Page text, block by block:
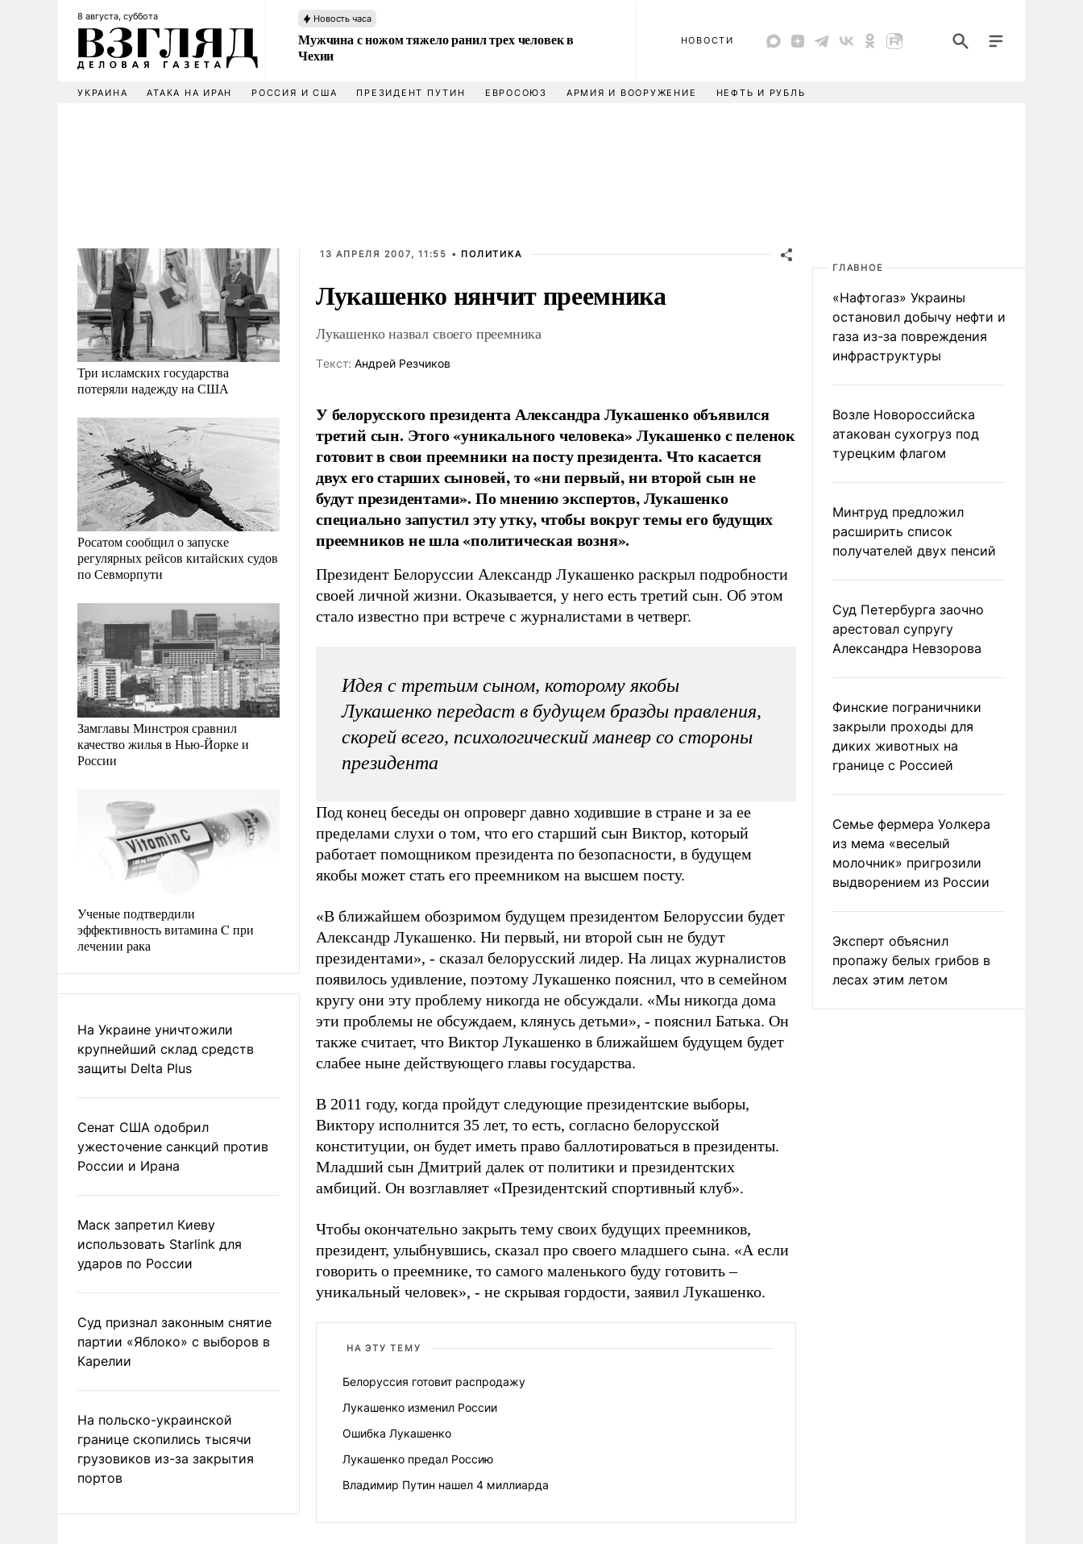
8 августа, суббота Новость часа
Мужчина с ножом тяжело ранил трех человек в
Чехии
НОВОСТИ
УКРАИНА АТАКА НА ИРАН РОССИЯ И США ПРЕЗИДЕНТ ПУТИН ЕВРОСОЮЗ АРМИЯ И ВООРУЖЕНИЕ НЕФТЬ И РУБЛЬ
Три исламских государства
потеряли надежду на США
Росатом сообщил о запуске
регулярных рейсов китайских судов
по Севморпути
Замглавы Минстроя сравнил
качество жилья в Нью-Йорке и
России
Ученые подтвердили
эффективность витамина C при
лечении рака
На Украине уничтожили
крупнейший склад средств
защиты Delta Plus
Сенат США одобрил
ужесточение санкций против
России и Ирана
Маск запретил Киеву
использовать Starlink для
ударов по России
Суд признал законным снятие
партии «Яблоко» с выборов в
Карелии
На польско-украинской
границе скопились тысячи
грузовиков из-за закрытия
портов
13 АПРЕЛЯ 2007, 11:55 • ПОЛИТИКА
Лукашенко нянчит преемника
Лукашенко назвал своего преемника
Tекст: Андрей Резчиков
У белорусского президента Александра Лукашенко объявился
третий сын. Этого «уникального человека» Лукашенко с пеленок
готовит в свои преемники на посту президента. Что касается
двух его старших сыновей, то «ни первый, ни второй сын не
будут президентами». По мнению экспертов, Лукашенко
специально запустил эту утку, чтобы вокруг темы его будущих
преемников не шла «политическая возня».
Президент Белоруссии Александр Лукашенко раскрыл подробности
своей личной жизни. Оказывается, у него есть третий сын. Об этом
стало известно при встрече с журналистами в четверг.
Идея с третьим сыном, которому якобы
Лукашенко передаст в будущем бразды правления,
скорей всего, психологический маневр со стороны
президента
Под конец беседы он опроверг давно ходившие в стране и за ее
пределами слухи о том, что его старший сын Виктор, который
работает помощником президента по безопасности, в будущем
якобы может стать его преемником на высшем посту.
«В ближайшем обозримом будущем президентом Белоруссии будет
Александр Лукашенко. Ни первый, ни второй сын не будут
президентами», - сказал белорусский лидер. На лицах журналистов
появилось удивление, поэтому Лукашенко пояснил, что в семейном
кругу они эту проблему никогда не обсуждали. «Мы никогда дома
эти проблемы не обсуждаем, клянусь детьми», - пояснил Батька. Он
также считает, что Виктор Лукашенко в ближайшем будущем будет
слабее ныне действующего главы государства.
В 2011 году, когда пройдут следующие президентские выборы,
Виктору исполнится 35 лет, то есть, согласно белорусской
конституции, он будет иметь право баллотироваться в президенты.
Младший сын Дмитрий далек от политики и президентских
амбиций. Он возглавляет «Президентский спортивный клуб».
Чтобы окончательно закрыть тему своих будущих преемников,
президент, улыбнувшись, сказал про своего младшего сына. «А если
говорить о преемнике, то самого маленького буду готовить –
уникальный человек», - не скрывая гордости, заявил Лукашенко.
НА ЭТУ ТЕМУ
Белоруссия готовит распродажу
Лукашенко изменил России
Ошибка Лукашенко
Лукашенко предал Россию
Владимир Путин нашел 4 миллиарда
ГЛАВНОЕ
«Нафтогаз» Украины
остановил добычу нефти и
газа из-за повреждения
инфраструктуры
Возле Новороссийска
атакован сухогруз под
турецким флагом
Минтруд предложил
расширить список
получателей двух пенсий
Суд Петербурга заочно
арестовал супругу
Александра Невзорова
Финские пограничники
закрыли проходы для
диких животных на
границе с Россией
Семье фермера Уолкера
из мема «веселый
молочник» пригрозили
выдворением из России
Эксперт объяснил
пропажу белых грибов в
лесах этим летом